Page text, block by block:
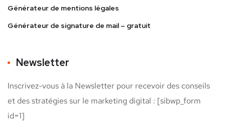
Générateur de mentions légales
Générateur de signature de mail – gratuit
Newsletter
Inscrivez-vous à la Newsletter pour recevoir des conseils
et des stratégies sur le marketing digital : [sibwp_form
id=1]